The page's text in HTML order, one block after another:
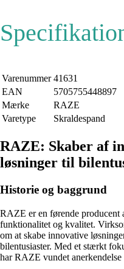
Varenummer 41631
EAN
5705755448897
Mærke
RAZE
Varetype
Skraldespand
RAZE: Skaber af
løsninger til
Historie og baggrund
RAZE er en førende producent
funktionalitet og kvalitet.
om at skabe innovative
bilentusiaster. Med et stærkt
har RAZE vundet